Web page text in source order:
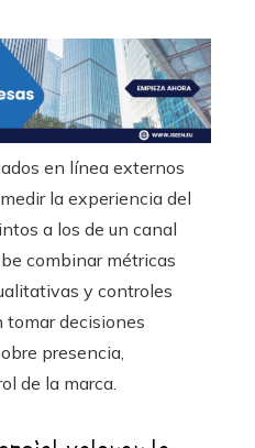
en línea externos
la experiencia del
a los de un canal
combinar métricas
y controles
decisiones
presencia,
de la marca.